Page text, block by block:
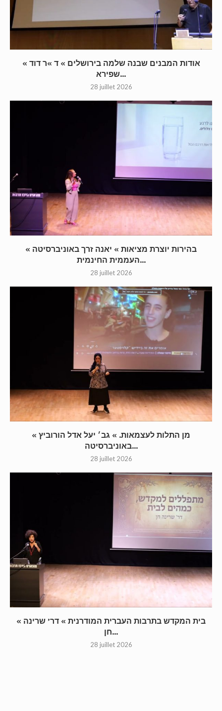
« אודות המבנים שבנה שלמה בירושלים » ד »ר דוד
שפירא...
28 juillet 2026
« בהירות יוצרת מציאות » יאנה זרך באוניברסיטה
העממית החינמית...
28 juillet 2026
« מן התלות לעצמאות. » גב׳ יעל אדל הורוביץ
באוניברסיטה...
28 juillet 2026
« בית המקדש בתרבות העברית המודרנית » דר’ שרינה
חן...
28 juillet 2026